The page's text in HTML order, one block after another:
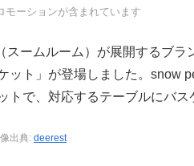
モーションが含まれています
スームルーム）が展開するブラ
ット」が登場しました。snow
トで、対応するテーブルにバ
出典: deerest